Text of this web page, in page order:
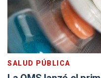
SALUD PÚBLICA